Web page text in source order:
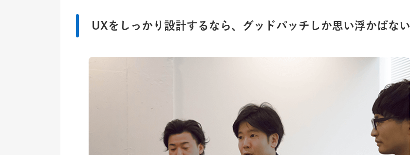
UXをしっかり設計するなら、グッドパッチしか思い浮かばない